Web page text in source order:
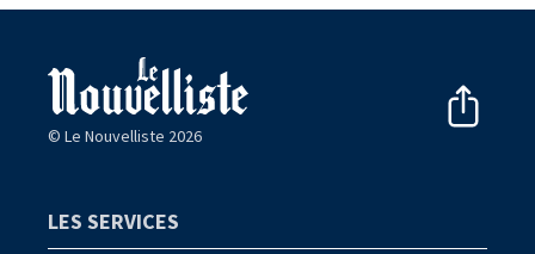
© Le Nouvelliste 2026
LES SERVICES